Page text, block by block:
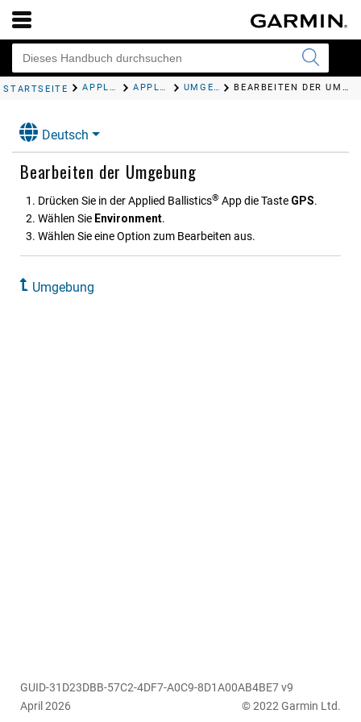
STARTSEITE APPLIED BALLISTICS APPLIED BALLISTICS OPTIONEN UMGEBUNG BEARBEITEN DER UMGEBUNG
Deutsch
Bearbeiten der Umgebung
Drücken Sie in der Applied Ballistics® App die Taste GPS.
Wählen Sie Environment.
Wählen Sie eine Option zum Bearbeiten aus.
Umgebung
GUID-31D23DBB-57C2-4DF7-A0C9-8D1A00AB4BE7 v9
April 2026
© 2022 Garmin Ltd.